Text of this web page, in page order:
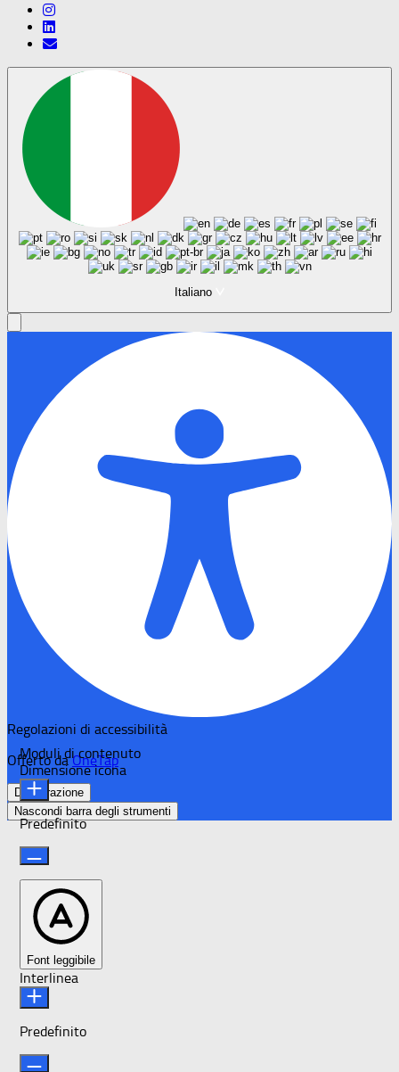
Italiano
Regolazioni di accessibilità
Offerto daOneTap
Dichiarazione
Nascondi barra degli strumenti
Moduli di contenuto
Dimensione icona
Predefinito
Font leggibile
Interlinea
Predefinito